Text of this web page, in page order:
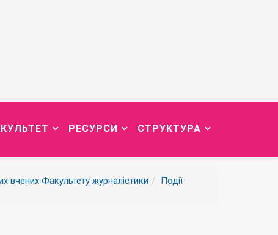
РЕСУРСИ СТРУКТУРА
вчених Факультету журналістики
Події